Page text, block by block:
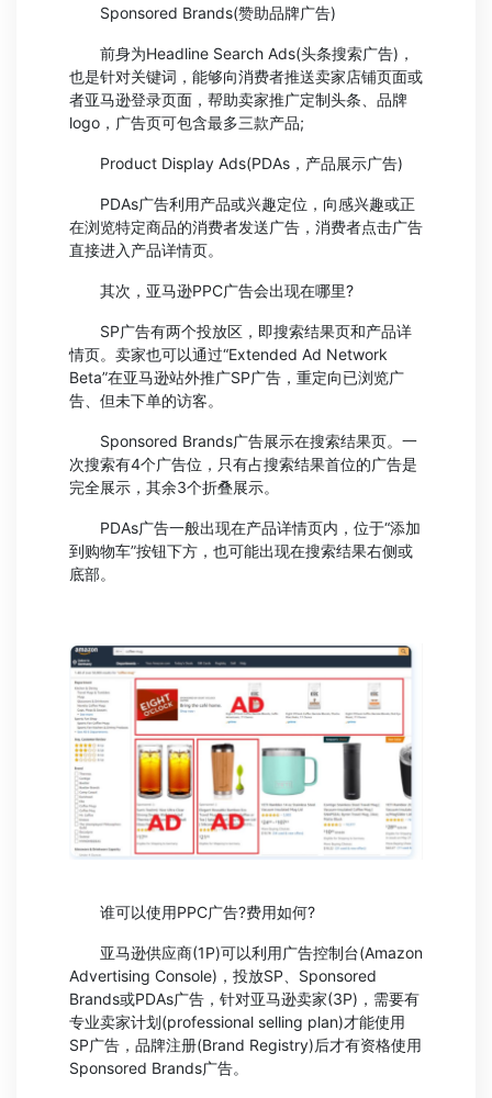
Sponsored Brands(赞助品牌广告)
前身为Headline Search Ads(头条搜索广告)，
也是针对关键词，能够向消费者推送卖家店铺页面或
者亚马逊登录页面，帮助卖家推广定制头条、品牌
logo，广告页可包含最多三款产品;
Product Display Ads(PDAs，产品展示广告)
PDAs广告利用产品或兴趣定位，向感兴趣或正
在浏览特定商品的消费者发送广告，消费者点击广告
直接进入产品详情页。
其次，亚马逊PPC广告会出现在哪里?
SP广告有两个投放区，即搜索结果页和产品详
情页。卖家也可以通过“Extended Ad Network
Beta”在亚马逊站外推广SP广告，重定向已浏览广
告、但未下单的访客。
Sponsored Brands广告展示在搜索结果页。一
次搜索有4个广告位，只有占搜索结果首位的广告是
完全展示，其余3个折叠展示。
PDAs广告一般出现在产品详情页内，位于“添加
到购物车”按钮下方，也可能出现在搜索结果右侧或
底部。
谁可以使用PPC广告?费用如何?
亚马逊供应商(1P)可以利用广告控制台(Amazon
Advertising Console)，投放SP、Sponsored
Brands或PDAs广告，针对亚马逊卖家(3P)，需要有
专业卖家计划(professional selling plan)才能使用
SP广告，品牌注册(Brand Registry)后才有资格使用
Sponsored Brands广告。